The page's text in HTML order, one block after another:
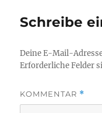
Schreibe
Deine E-Mail-
Erforderliche Felder
KOMMENTAR *